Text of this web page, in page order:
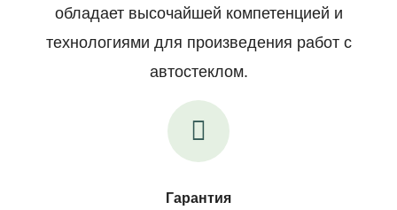
обладает высочайшей компетенцией и
технологиями для произведения работ с
автостеклом.
Гарантия